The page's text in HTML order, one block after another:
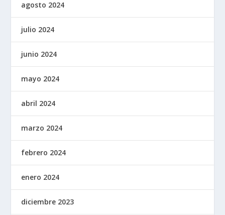
agosto 2024
julio 2024
junio 2024
mayo 2024
abril 2024
marzo 2024
febrero 2024
enero 2024
diciembre 2023